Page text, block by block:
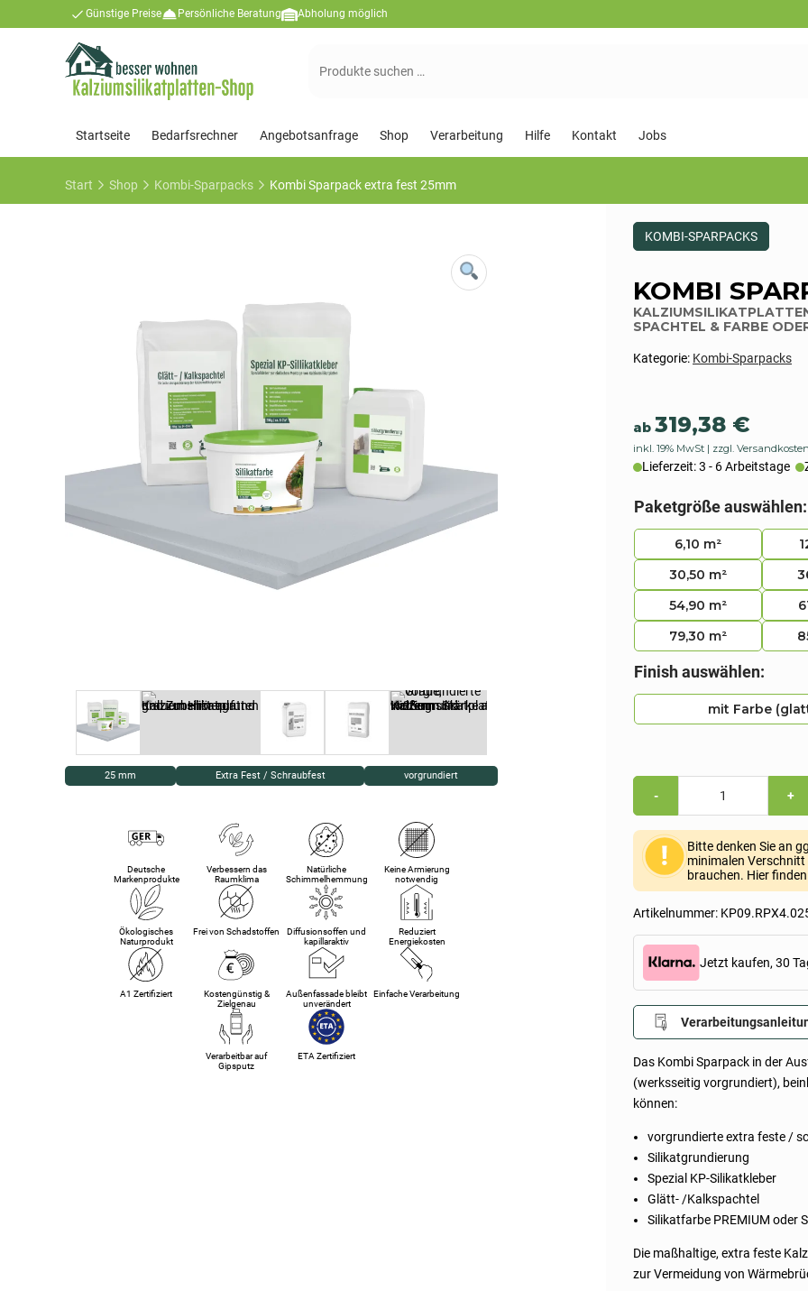
Günstige Preise Persönliche Beratung Abholung möglich
Suchen
Startseite Bedarfsrechner Angebotsanfrage Shop Verarbeitung Hilfe Kontakt Jobs
Start Shop Kombi-Sparpacks Kombi Sparpack extra fest 25mm
25 mm Extra Fest / Schraubfest vorgrundiert
Deutsche
Markenprodukte
Verbessern das
Raumklima
Natürliche
Schimmelhemmung
Keine Armierung
notwendig
Ökologisches
Naturprodukt
Frei von Schadstoffen
Diffusionsoffen und
kapillaraktiv
Reduziert
Energiekosten
A1 Zertifiziert
Kostengünstig &
Zielgenau
Außenfassade bleibt
unverändert
Einfache Verarbeitung
Verarbeitbar auf
Gipsputz
ETA Zertifiziert
Dieses
Produkt
als:
Kombi-
Sparpacks
KOMBI-SPARPACKS
KOMBI
SPACHTEL & FARBE
Artikelnummer:
Kategorie: Kombi-Sparpacks
ab 319,38 €
inkl. 19% MwSt zzgl. Versandkosten
Das Kombi Sparpack in der
(werksseitig vorgrundiert),
können:
vorgrundierte extra feste /
Silikatgrundierung
Spezial KP-Silikatkleber
Glätt- /Kalkspachtel
Silikatfarbe PREMIUM oder
Die maßhaltige, extra feste
zur Vermeidung von
Paketgröße auswählen:
6,10 m²
30,50 m²
54,90 m²
79,30 m²
Finish auswählen:
mit Farbe
-
Sparpack
extra
25mm
(Kalziumsilikatplatten
1.000x1.220x25mm,
Grundierung,
Spachtel
Farbe
oder
Streich-
und
Menge
+
Bitte denken Sie an
minimalen Verschnitt
brauchen. Hier
Jetzt kaufen, 30
Lieferzeit: 3 - 6 Arbeitstage